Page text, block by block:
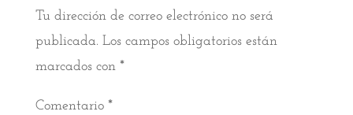
Tu dirección de correo electrónico no será
publicada. Los campos obligatorios están
marcados con *
Comentario *